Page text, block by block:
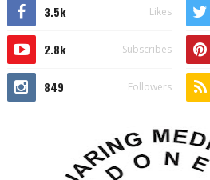
3.5k Likes
2.8k Subscribes
849 Followers